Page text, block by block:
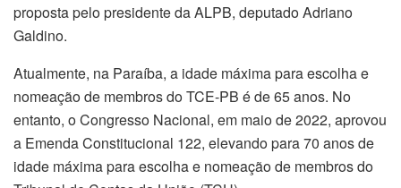
proposta pelo presidente da ALPB, deputado Adriano
Galdino.
Atualmente, na Paraíba, a idade máxima para escolha e
nomeação de membros do TCE-PB é de 65 anos. No
entanto, o Congresso Nacional, em maio de 2022, aprovou
a Emenda Constitucional 122, elevando para 70 anos de
idade máxima para escolha e nomeação de membros do